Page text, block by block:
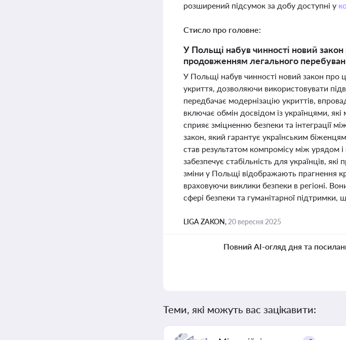
розширений підсумок за добу доступні у
Стисло про головне:
У Польщі набув чинності новий
продовженням легального
У Польщі набув чинності новий закон про
укриття, дозволяючи використовувати
передбачає модернізацію укриттів,
включає обмін досвідом із українцями,
сприяє зміцненню безпеки та інтеграції
закон, який гарантує українським
став результатом компромісу між урядом
забезпечує стабільність для українців,
зміни у Польщі відображають прагнення
враховуючи виклики безпеки в регіоні.
сфері безпеки та гуманітарної підтримки,
LIGA ZAKON, 20 вересня 2025
Повний AI-огляд дня та
Теми, які можуть вас зацікавити: